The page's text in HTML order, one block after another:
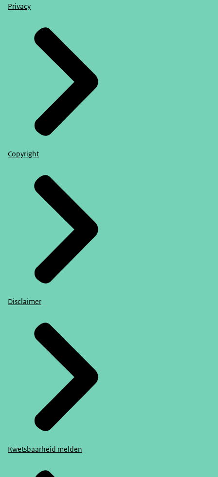
Privacy
Copyright
Disclaimer
Kwetsbaarheid melden